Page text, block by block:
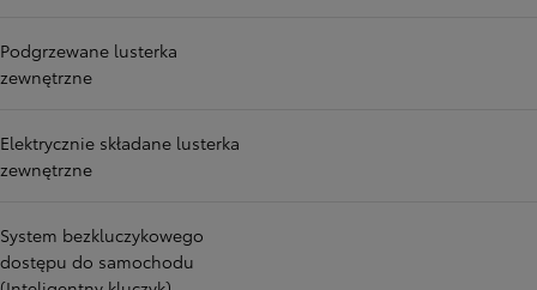
Podgrzewane lusterka
zewnętrzne
Elektrycznie składane lusterka
zewnętrzne
System bezkluczykowego
dostępu do samochodu